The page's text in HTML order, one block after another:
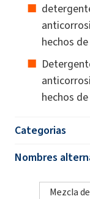
hechos
hechos
Categorias
Nombres
Mezcla